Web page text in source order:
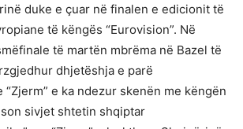
duke e çuar në finalen e edicionit të
të këngës “Eurovision”. Në
të martën mbrëma në Bazel të
dhjetëshja e parë
e ka ndezur skenën me këngën
sivjet shtetin shqiptar